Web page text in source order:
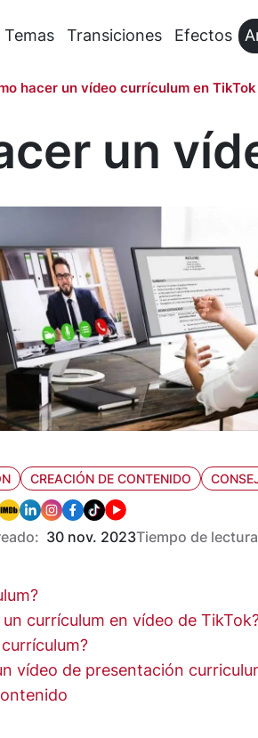
Temas Transiciones Efectos
hacer un vídeo currículum en TikTok
un
CREACIÓN DE CONTENIDO
30 nov. 2023Tiempo de
currículum en vídeo de
vídeo de presentación